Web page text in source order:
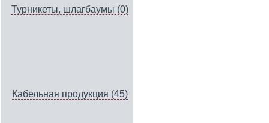
Турникеты, шлагбаумы (0)
Кабельная продукция (45)